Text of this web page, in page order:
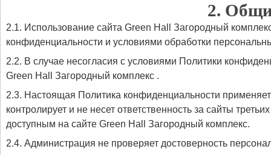
2.
2.1. Использование сайта Green Hall Загородный
конфиденциальности и условиями обработки
2.2. В случае несогласия с условиями Политики
Green Hall Загородный комплекс .
2.3. Настоящая Политика конфиденциальности
контролирует и не несет ответственность за сайты
доступным на сайте Green Hall Загородный комплекс.
2.4. Администрация не проверяет достоверность